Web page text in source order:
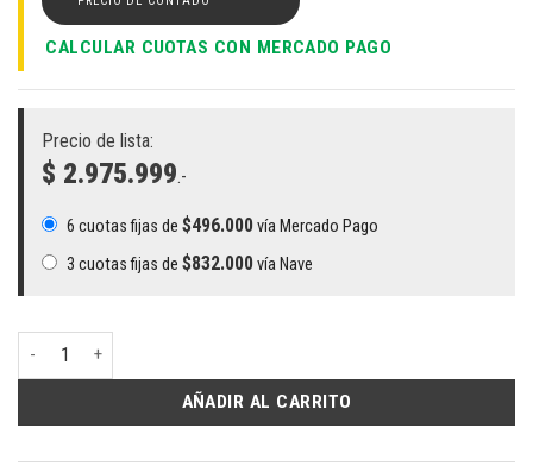
CALCULAR CUOTAS CON MERCADO PAGO
Precio de lista:
$ 2.975.999.-
6 cuotas fijas de $496.000vía Mercado Pago
3 cuotas fijas de $832.000vía Nave
Notebook HP Victus 15 Ryzen 7 7445HS 16GB 512GB RTX 4050 144Hz
AÑADIR AL CARRITO